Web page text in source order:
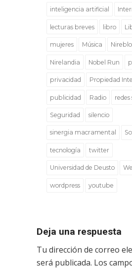
inteligencia artificial
lecturas breves libro
mujeres Música
Nirelandia Nobel Run
privacidad Propiedad
publicidad Radio redes
Seguridad silencio
sinergia macramental
tecnología twitter
Universidad de Deusto
wordpress youtube
Deja una respuesta
Tu dirección de correo
será publicada. Los